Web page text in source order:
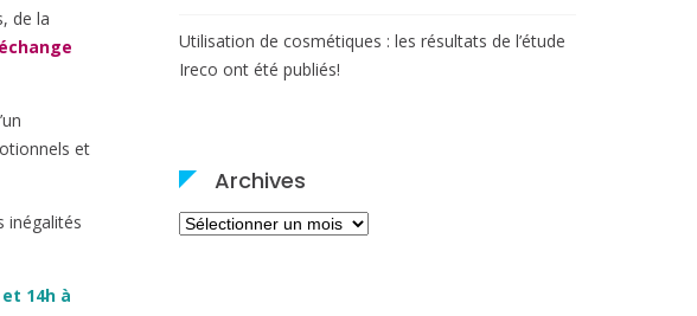
de la
et
inégalités
14h à
Utilisation de cosmétiques : les résultats de l’étude
Ireco ont été publiés!
Archives
Archives